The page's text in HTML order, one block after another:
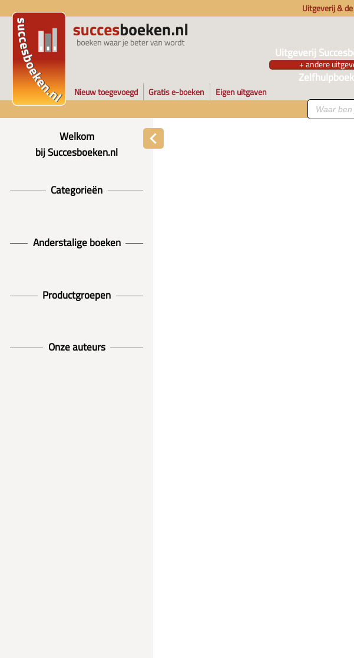
Uitgeverij &
Uitgeverij
+ andere
Nieuw toegevoegd Gratis e-boeken Eigen uitgaven
Welkom
bij Succesboeken.nl
Categorieën
Anderstalige boeken
Productgroepen
Onze auteurs